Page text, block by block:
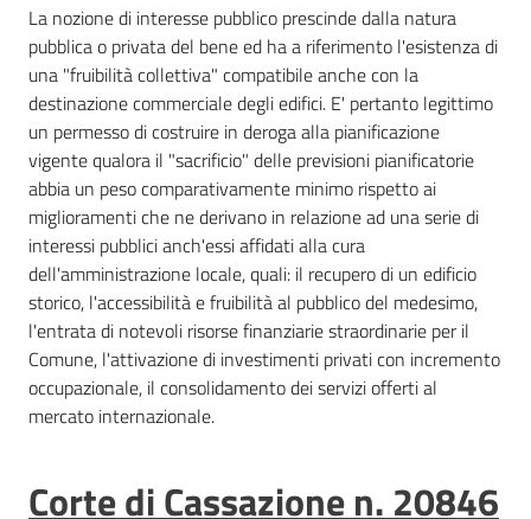
La nozione di interesse pubblico prescinde dalla natura
pubblica o privata del bene ed ha a riferimento l'esistenza di
una "fruibilità collettiva" compatibile anche con la
destinazione commerciale degli edifici. E' pertanto legittimo
un permesso di costruire in deroga alla pianificazione
vigente qualora il "sacrificio" delle previsioni pianificatorie
abbia un peso comparativamente minimo rispetto ai
miglioramenti che ne derivano in relazione ad una serie di
interessi pubblici anch'essi affidati alla cura
dell'amministrazione locale, quali: il recupero di un edificio
storico, l'accessibilità e fruibilità al pubblico del medesimo,
l'entrata di notevoli risorse finanziarie straordinarie per il
Comune, l'attivazione di investimenti privati con incremento
occupazionale, il consolidamento dei servizi offerti al
mercato internazionale.
Corte di Cassazione n. 20846